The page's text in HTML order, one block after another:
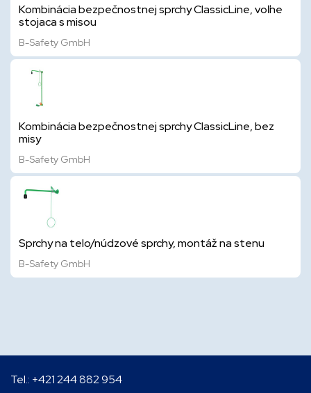
Kombinácia bezpečnostnej sprchy ClassicLine, voľne
stojaca s misou
B-Safety GmbH
Kombinácia bezpečnostnej sprchy ClassicLine, bez
misy
B-Safety GmbH
Sprchy na telo/núdzové sprchy, montáž na stenu
B-Safety GmbH
Tel.: +421 244 882 954